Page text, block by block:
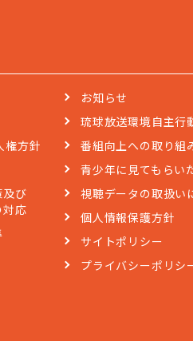
権方針
び
応
お知らせ
琉球放送環境自主行
番組向上への取り組
青少年に見てもらい
視聴データの取扱い
個人情報保護方針
サイトポリシー
プライバシーポリシ